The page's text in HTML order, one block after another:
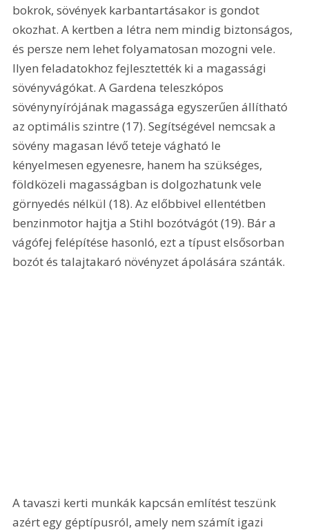
bokrok, sövények karbantartásakor is gondot
okozhat. A kertben a létra nem mindig biztonságos,
és persze nem lehet folyamatosan mozogni vele.
Ilyen feladatokhoz fejlesztették ki a magassági
sövényvágókat. A Gardena teleszkópos
sövénynyírójának magassága egyszerűen állítható
az optimális szintre (17). Segítségével nemcsak a
sövény magasan lévő teteje vágható le
kényelmesen egyenesre, hanem ha szükséges,
földközeli magasságban is dolgozhatunk vele
görnyedés nélkül (18). Az előbbivel ellentétben
benzinmotor hajtja a Stihl bozótvágót (19). Bár a
vágófej felépítése hasonló, ezt a típust elsősorban
bozót és talajtakaró növényzet ápolására szánták.
A tavaszi kerti munkák kapcsán említést teszünk
azért egy géptípusról, amely nem számít igazi